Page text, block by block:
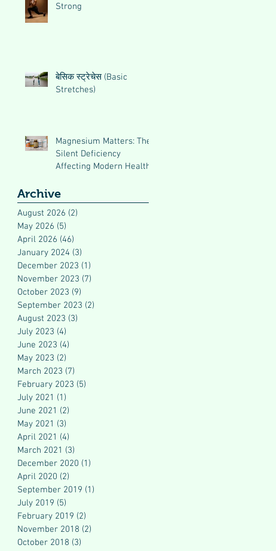
Strong
बेसिक स्ट्रेचेस (Basic
Stretches)
Magnesium Matters: The
Silent Deficiency
Affecting Modern Health
Archive
August 2026 (2)
May 2026 (5)
April 2026 (46)
January 2024 (3)
December 2023 (1)
November 2023 (7)
October 2023 (9)
September 2023 (2)
August 2023 (3)
July 2023 (4)
June 2023 (4)
May 2023 (2)
March 2023 (7)
February 2023 (5)
July 2021 (1)
June 2021 (2)
May 2021 (3)
April 2021 (4)
March 2021 (3)
December 2020 (1)
April 2020 (2)
September 2019 (1)
July 2019 (5)
February 2019 (2)
November 2018 (2)
October 2018 (3)